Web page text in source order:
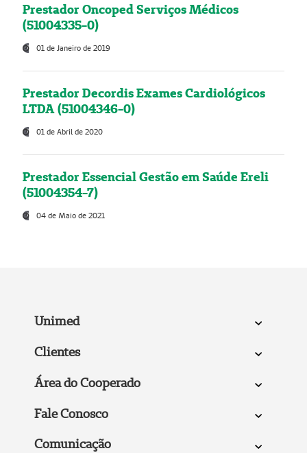
Prestador Oncoped Serviços Médicos
(51004335-0)
01 de Janeiro de 2019
Prestador Decordis Exames Cardiológicos
LTDA (51004346-0)
01 de Abril de 2020
Prestador Essencial Gestão em Saúde Ereli
(51004354-7)
04 de Maio de 2021
Unimed
Clientes
Área do Cooperado
Fale Conosco
Comunicação